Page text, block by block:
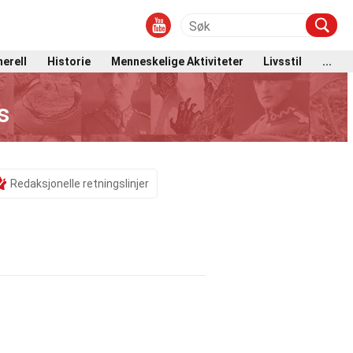
Historie Menneskelige Aktiviteter Livsstil ...
Redaksjonelle retningslinjer